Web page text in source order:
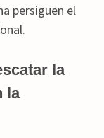
persiguen el
la
la